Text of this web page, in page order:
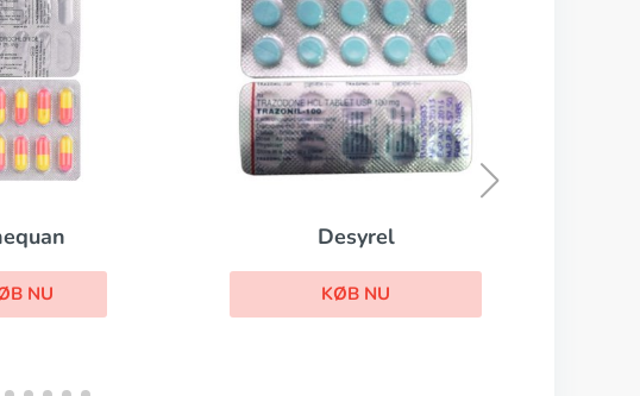
Desyrel
KØB NU
Cymbalta